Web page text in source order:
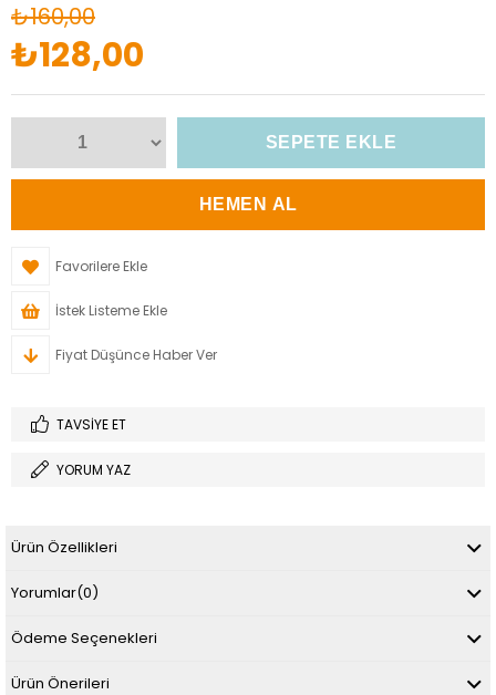
₺160,00
₺128,00
Favorilere Ekle
İstek Listeme Ekle
Fiyat Düşünce Haber Ver
TAVSIYE ET
YORUM YAZ
Ürün Özellikleri
Yorumlar(0)
Ödeme Seçenekleri
Ürün Önerileri